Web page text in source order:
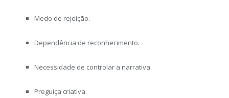
Medo de rejeição.
Dependência de reconhecimento.
Necessidade de controlar a narrativa.
Preguiça criativa.